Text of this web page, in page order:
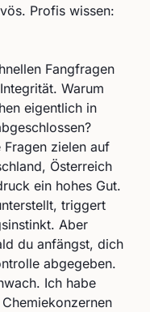
Profis wissen:
Fangfragen
Warum
eigentlich in
zielen auf
Österreich
ein hohes Gut.
triggert
Aber
du anfängst, dich
abgegeben.
Ich habe